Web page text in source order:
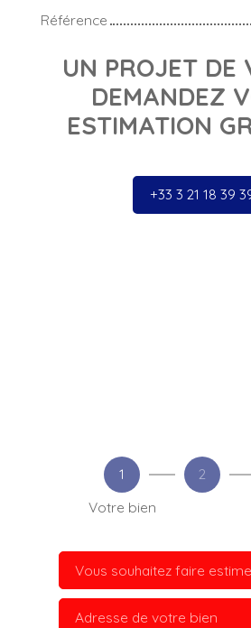
Référence
UN PROJET DE
DEMANDEZ
ESTIMATION
+33 3 21 18 39
1
Votre bien
2
Vous souhaitez faire
Adresse de votre bien